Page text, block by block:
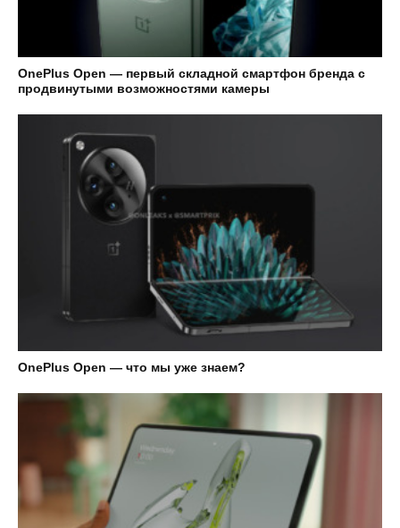
OnePlus Open — первый складной смартфон бренда с
продвинутыми возможностями камеры
OnePlus Open — что мы уже знаем?